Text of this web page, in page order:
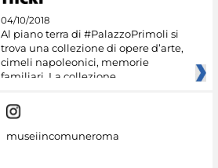
04/10/2018
Al piano terra di #PalazzoPrimoli si
trova una collezione di opere d’arte,
cimeli napoleonici, memorie
familiari. La collezione
museiincomuneroma